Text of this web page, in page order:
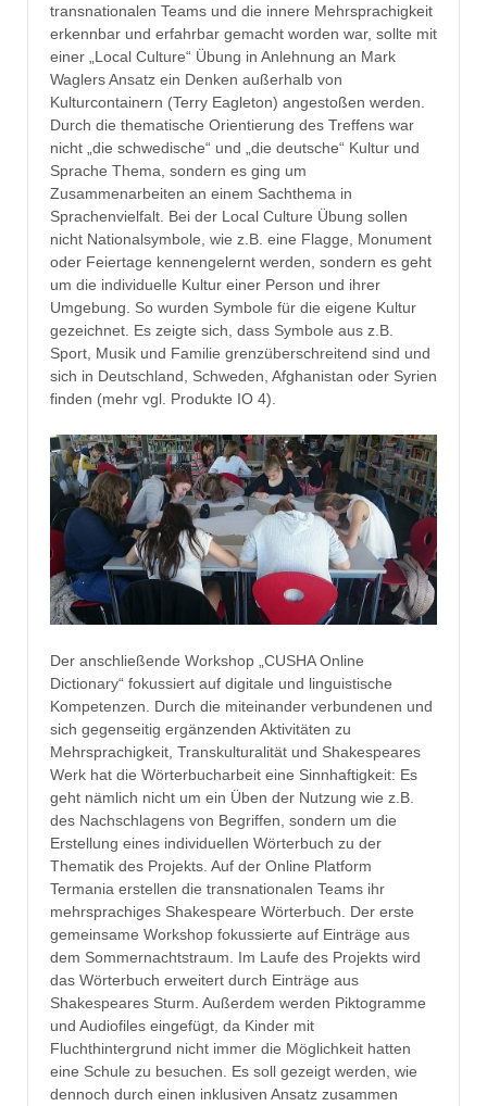
transnationalen Teams und die innere Mehrsprachigkeit
erkennbar und erfahrbar gemacht worden war, sollte mit
einer „Local Culture“ Übung in Anlehnung an Mark
Waglers Ansatz ein Denken außerhalb von
Kulturcontainern (Terry Eagleton) angestoßen werden.
Durch die thematische Orientierung des Treffens war
nicht „die schwedische“ und „die deutsche“ Kultur und
Sprache Thema, sondern es ging um
Zusammenarbeiten an einem Sachthema in
Sprachenvielfalt. Bei der Local Culture Übung sollen
nicht Nationalsymbole, wie z.B. eine Flagge, Monument
oder Feiertage kennengelernt werden, sondern es geht
um die individuelle Kultur einer Person und ihrer
Umgebung. So wurden Symbole für die eigene Kultur
gezeichnet. Es zeigte sich, dass Symbole aus z.B.
Sport, Musik und Familie grenzüberschreitend sind und
sich in Deutschland, Schweden, Afghanistan oder Syrien
finden (mehr vgl. Produkte IO 4).
Der anschließende Workshop „CUSHA Online
Dictionary“ fokussiert auf digitale und linguistische
Kompetenzen. Durch die miteinander verbundenen und
sich gegenseitig ergänzenden Aktivitäten zu
Mehrsprachigkeit, Transkulturalität und Shakespeares
Werk hat die Wörterbucharbeit eine Sinnhaftigkeit: Es
geht nämlich nicht um ein Üben der Nutzung wie z.B.
des Nachschlagens von Begriffen, sondern um die
Erstellung eines individuellen Wörterbuch zu der
Thematik des Projekts. Auf der Online Platform
Termania erstellen die transnationalen Teams ihr
mehrsprachiges Shakespeare Wörterbuch. Der erste
gemeinsame Workshop fokussierte auf Einträge aus
dem Sommernachtstraum. Im Laufe des Projekts wird
das Wörterbuch erweitert durch Einträge aus
Shakespeares Sturm. Außerdem werden Piktogramme
und Audiofiles eingefügt, da Kinder mit
Fluchthintergrund nicht immer die Möglichkeit hatten
eine Schule zu besuchen. Es soll gezeigt werden, wie
dennoch durch einen inklusiven Ansatz zusammen